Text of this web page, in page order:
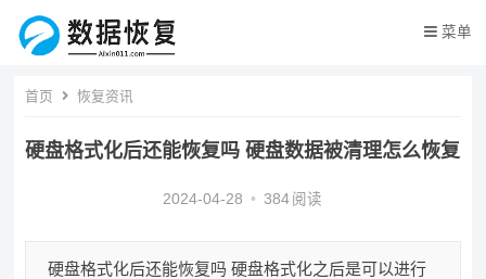
菜单
首页 恢复资讯
硬盘格式化后还能恢复吗 硬盘数据被清理怎么恢复
2024-04-28 • 384 阅读
硬盘格式化后还能恢复吗 硬盘格式化之后是可以进行